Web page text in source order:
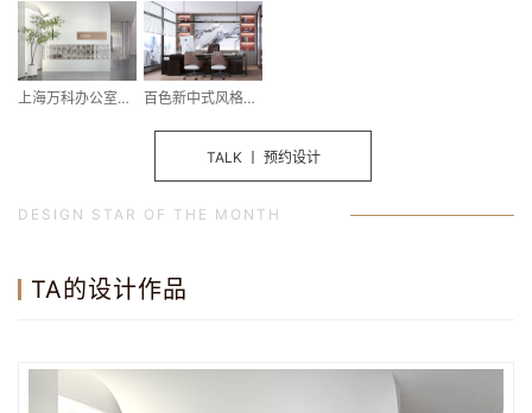
上海万科办公室设计 百色新中式风格私人办公室设计
TALK 丨 预约设计
DESIGN STAR OF THE MONTH
TA的设计作品